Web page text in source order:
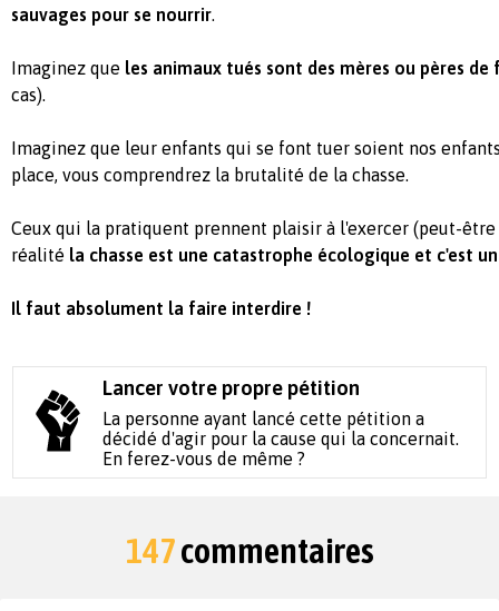
sauvages pour se nourrir.
Imaginez que les animaux tués sont des mères ou pères de
cas).
Imaginez que leur enfants qui se font tuer soient nos
place, vous comprendrez la brutalité de la chasse.
Ceux qui la pratiquent prennent plaisir à l'exercer (peut-
réalité la chasse est une catastrophe écologique et c'est
Il faut absolument la faire interdire !
Lancer votre propre pétition
La personne ayant lancé cette pétition a
décidé d'agir pour la cause qui la concernait.
En ferez-vous de même ?
147commentaires